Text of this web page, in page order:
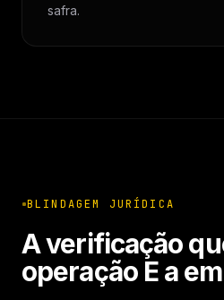
safra.
BLINDAGEM JURÍDICA
A verificação
operação E a